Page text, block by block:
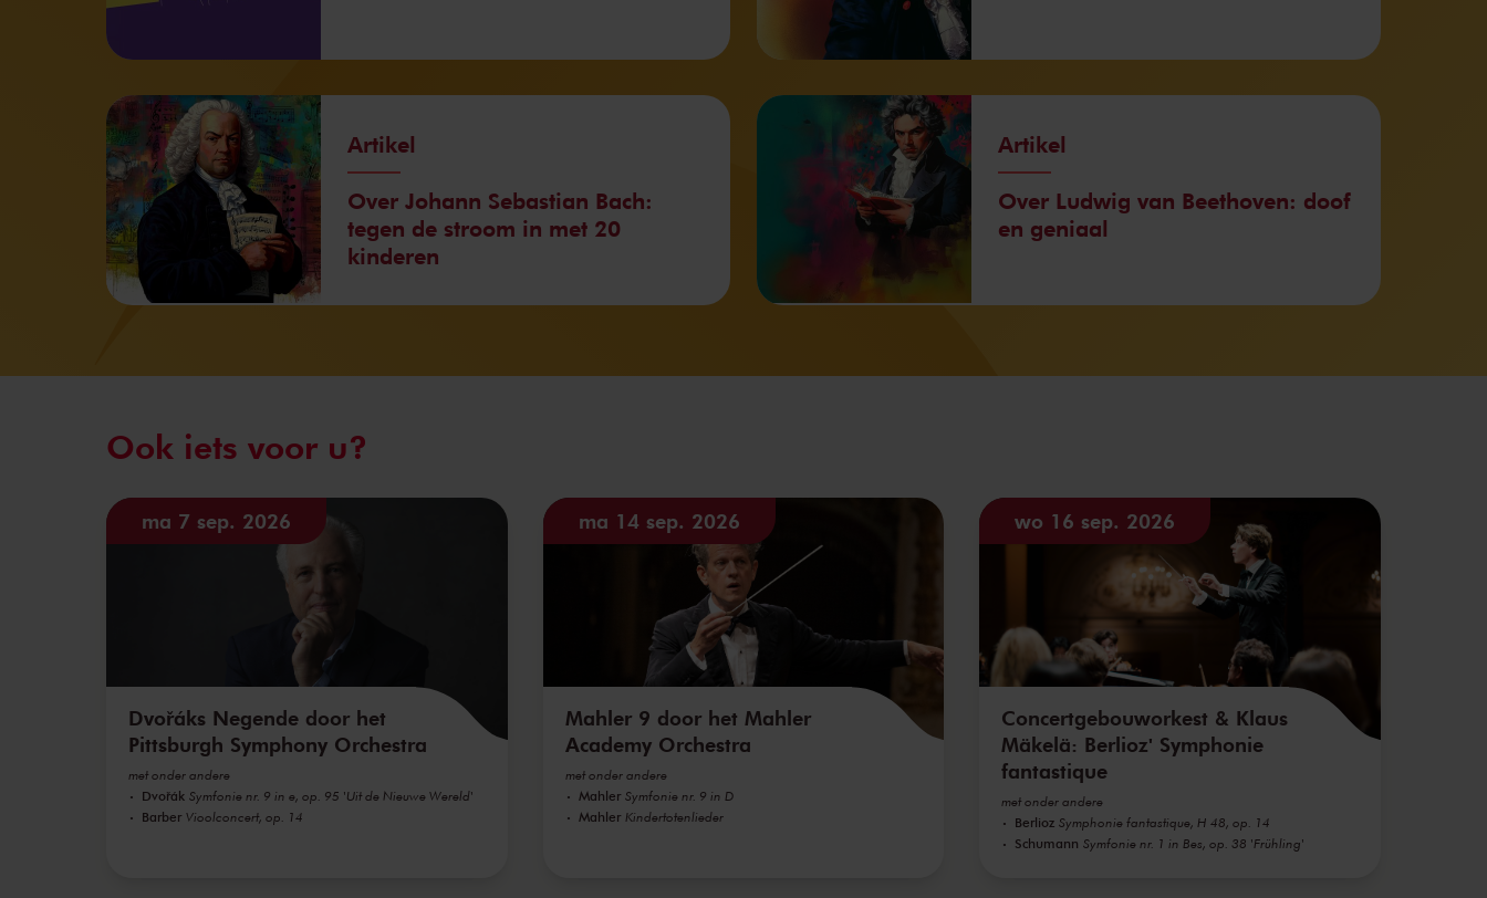
Artikel
Over Johann Sebastian Bach:
tegen de stroom in met 20
kinderen
Artikel
Over Ludwig van Beethoven: doof
en geniaal
Ook iets voor u?
ma 7 sep. 2026
Dvořáks Negende door het
Pittsburgh Symphony Orchestra
met onder andere
Dvořák Symfonie nr. 9 in e, op. 95 'Uit de Nieuwe Wereld'
Barber Vioolconcert, op. 14
ma 14 sep. 2026
Mahler 9 door het Mahler
Academy Orchestra
met onder andere
Mahler Symfonie nr. 9 in D
Mahler Kindertotenlieder
wo 16 sep. 2026
Concertgebouworkest & Klaus
Mäkelä: Berlioz' Symphonie
fantastique
met onder andere
Berlioz Symphonie fantastique, H 48, op. 14
Schumann Symfonie nr. 1 in Bes, op. 38 'Frühling'